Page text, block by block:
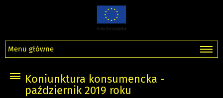
Menu główne
Koniunktura konsumencka -
październik 2019 roku